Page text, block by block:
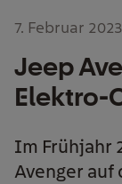
7. Februar 2023
Jeep
Elektro-
Im Frühjahr
Avenger auf